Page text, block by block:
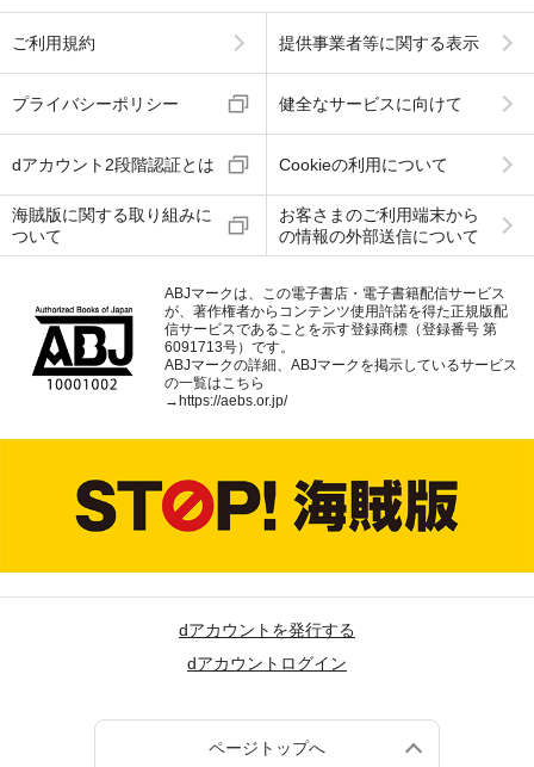
ご利用規約 提供事業者等に関する表示
プライバシーポリシー 健全なサービスに向けて
dアカウント2段階認証とは Cookieの利用について
海賊版に関する取り組みに
ついて
お客さまのご利用端末から
の情報の外部送信について
ABJマークは、この電子書店・電子書籍配信サービス
が、著作権者からコンテンツ使用許諾を得た正規版配
信サービスであることを示す登録商標（登録番号 第
6091713号）です。
ABJマークの詳細、ABJマークを掲示しているサービス
の一覧はこちら
→ https://aebs.or.jp/
dアカウントを発行する
dアカウントログイン
ページトップへ